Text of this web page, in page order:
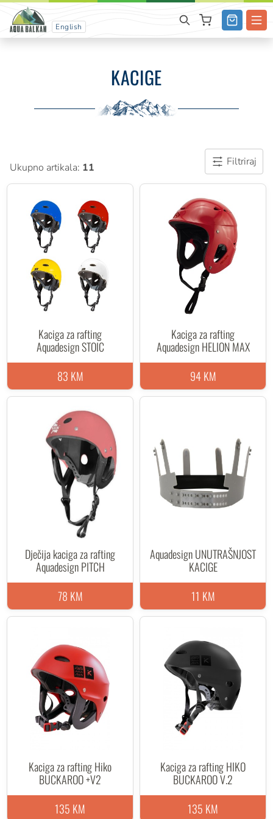
English
KACIGE
Ukupno artikala: 11 Filtriraj
Kaciga za rafting
Aquadesign STOIC
83 KM
Kaciga za rafting
Aquadesign HELION MAX
94 KM
Dječija kaciga za rafting
Aquadesign PITCH
78 KM
Aquadesign UNUTRAŠNJOST
KACIGE
11 KM
Kaciga za rafting Hiko
BUCKAROO +V2
135 KM
Kaciga za rafting HIKO
BUCKAROO V.2
135 KM